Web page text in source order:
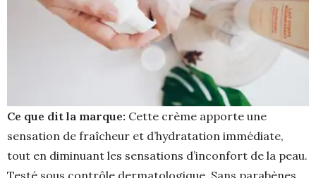
Ce que dit la marque: Cette crème apporte une
sensation de fraîcheur et d’hydratation immédiate,
tout en diminuant les sensations d’inconfort de la peau.
Testé sous contrôle dermatologique. Sans parabènes.